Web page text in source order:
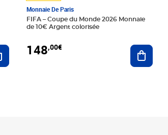
Ajouter au panier
Monnaie De Paris
FIFA – Coupe du Monde 2026 Monnaie
de 10€ Argent colorisée
148,00€